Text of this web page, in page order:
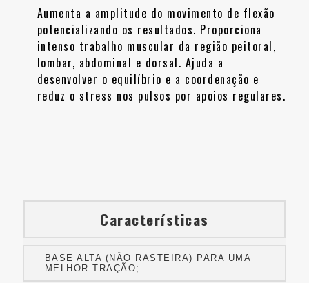
Aumenta a amplitude do movimento de flexão
potencializando os resultados. Proporciona
intenso trabalho muscular da região peitoral,
lombar, abdominal e dorsal. Ajuda a
desenvolver o equilíbrio e a coordenação e
reduz o stress nos pulsos por apoios regulares.
Características
BASE ALTA (NÃO RASTEIRA) PARA UMA
MELHOR TRAÇÃO;